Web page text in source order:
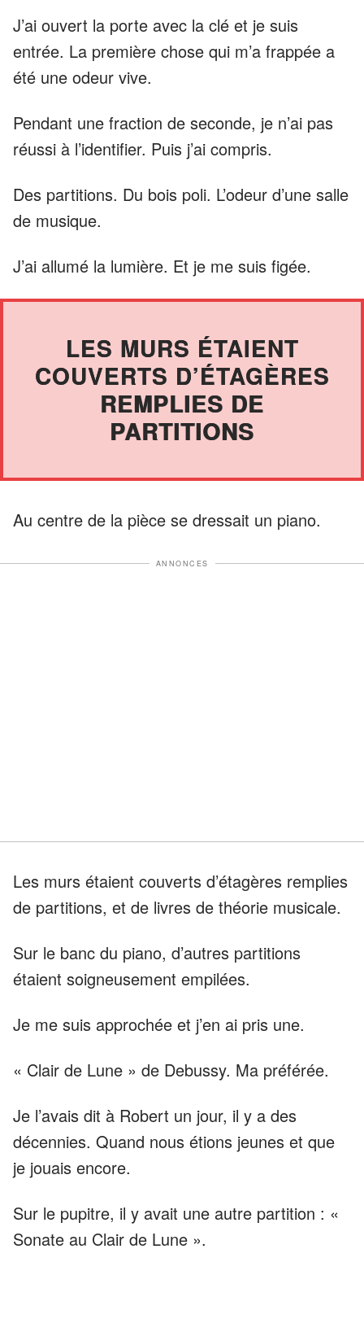
J’ai ouvert la porte avec la clé et je suis
entrée. La première chose qui m’a frappée a
été une odeur vive.
Pendant une fraction de seconde, je n’ai pas
réussi à l’identifier. Puis j’ai compris.
Des partitions. Du bois poli. L’odeur d’une salle
de musique.
J’ai allumé la lumière. Et je me suis figée.
LES MURS ÉTAIENT
COUVERTS D’ÉTAGÈRES
REMPLIES DE
PARTITIONS
Au centre de la pièce se dressait un piano.
ANNONCES
Les murs étaient couverts d’étagères remplies
de partitions, et de livres de théorie musicale.
Sur le banc du piano, d’autres partitions
étaient soigneusement empilées.
Je me suis approchée et j’en ai pris une.
« Clair de Lune » de Debussy. Ma préférée.
Je l’avais dit à Robert un jour, il y a des
décennies. Quand nous étions jeunes et que
je jouais encore.
Sur le pupitre, il y avait une autre partition : «
Sonate au Clair de Lune ».